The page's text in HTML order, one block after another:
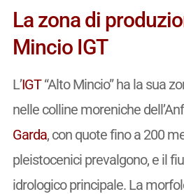
La zona di
Mincio IGT
L’IGT“Alto Mincio” ha la sua
nelle colline moreniche
Garda, con quote fino a 200
pleistocenici prevalgono, e il
idrologico principale. La